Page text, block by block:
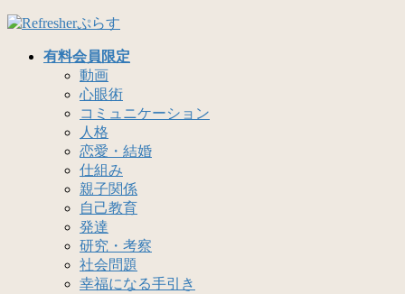
コ
ナ
有料会員限定
動画
心眼術
コミュニケーション
人格
恋愛・結婚
仕組み
親子関係
自己教育
発達
研究・考察
社会問題
幸福になる手引き